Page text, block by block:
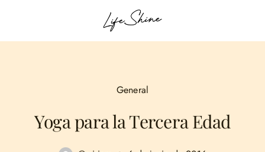
General
Yoga para la Tercera Edad